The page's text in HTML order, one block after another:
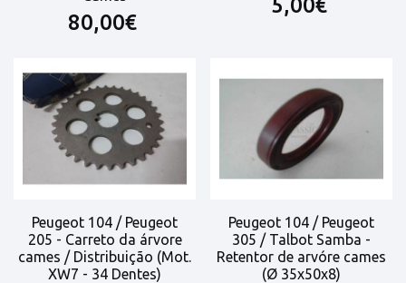
80,00€
5,00€
Peugeot 104 / Peugeot
205 - Carreto da árvore
cames / Distribuição (Mot.
XW7 - 34 Dentes)
Peugeot 104 / Peugeot
305 / Talbot Samba -
Retentor de arvóre cames
(Ø 35x50x8)